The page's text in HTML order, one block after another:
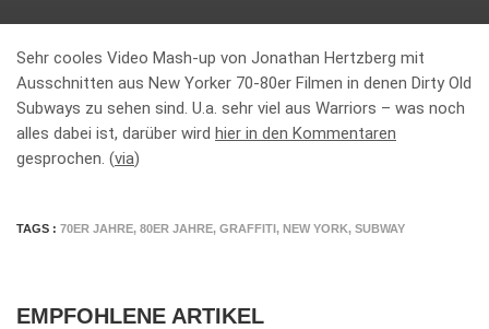
Sehr cooles Video Mash-up von Jonathan Hertzberg mit
Ausschnitten aus New Yorker 70-80er Filmen in denen Dirty Old
Subways zu sehen sind. U.a. sehr viel aus Warriors – was noch
alles dabei ist, darüber wird hier in den Kommentaren
gesprochen. (via)
TAGS : 70ER JAHRE, 80ER JAHRE, GRAFFITI, NEW YORK, SUBWAY
EMPFOHLENE ARTIKEL